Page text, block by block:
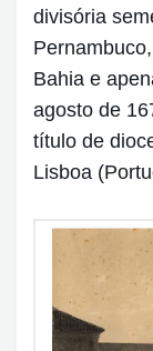
divisória
Bahia e
agosto de
título de
Lisboa